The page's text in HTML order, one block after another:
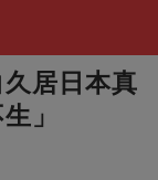
居日本真
」